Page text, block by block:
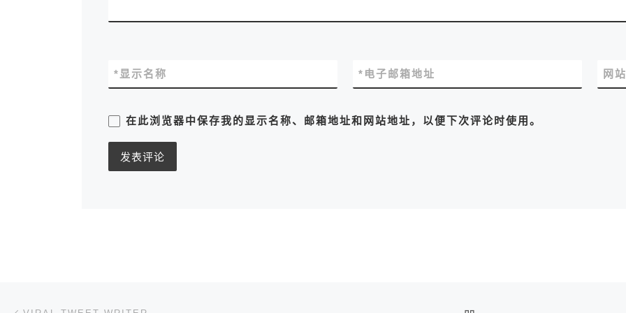
显示名称
* 电子邮箱地址
* 网
在此浏览器中保存我的显示名称、邮箱地址和网站地址，以便下次评论时使用。
文章导航